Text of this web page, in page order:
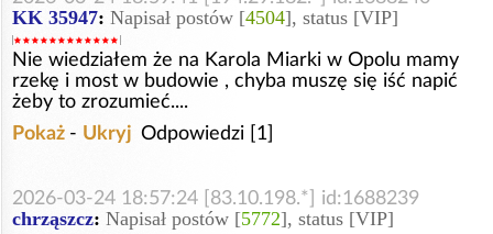
KK 35947: Napisał postów [4504], status [VIP]
Nie wiedziałem że na Karola Miarki w Opolu mamy
rzekę i most w budowie , chyba muszę się iść napić
żeby to zrozumieć....
Pokaż - Ukryj Odpowiedzi [1]
2026-03-24 18:57:24 [83.10.198.*] id:1688239
chrząszcz: Napisał postów [5772], status [VIP]